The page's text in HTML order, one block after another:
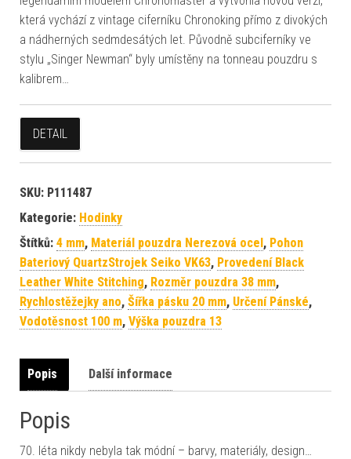
která vychází z vintage ciferníku Chronoking přímo z divokých
a nádherných sedmdesátých let. Původně subciferníky ve
stylu „Singer Newman“ byly umístěny na tonneau pouzdru s
kalibrem…
DETAIL
SKU: P111487
Kategorie: Hodinky
Štítků: 4 mm, Materiál pouzdra Nerezová ocel, Pohon
Bateriový QuartzStrojek Seiko VK63, Provedení Black
Leather White Stitching, Rozměr pouzdra 38 mm,
Rychlostěžejky ano, Šířka pásku 20 mm, Určení Pánské,
Vodotěsnost 100 m, Výška pouzdra 13
Popis Další informace
Popis
70. léta nikdy nebyla tak módní – barvy, materiály, design…